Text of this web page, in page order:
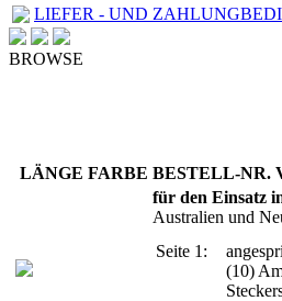
LIEFER - UND
BROWSE
LÄNGE FARBE BESTELL-NR.
für den Einsatz
Australien und
Seite 1:
(10)